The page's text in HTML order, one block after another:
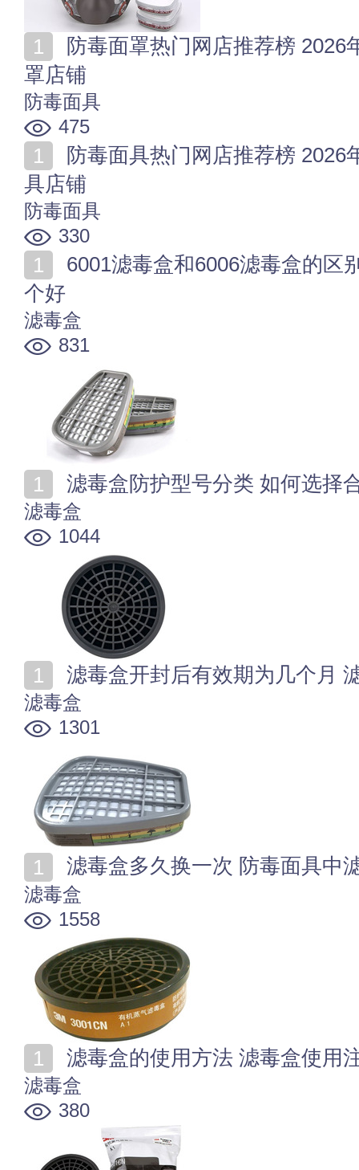
罩店铺
防毒面具
475
具店铺
防毒面具
330
个好
滤毒盒
831
滤毒盒防护型号分类 如何选择
滤毒盒
1044
滤毒盒开封后有效期为几个月
滤毒盒
1301
滤毒盒多久换一次 防毒面具中
滤毒盒
1558
滤毒盒的使用方法 滤毒盒使用
滤毒盒
380